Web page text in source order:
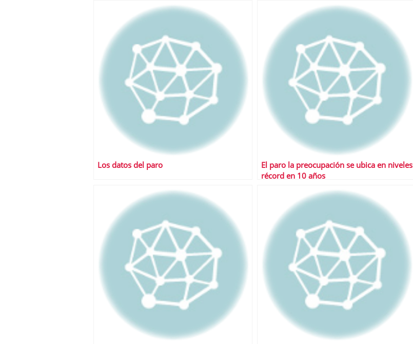
Los datos del paro
El paro la preocupación se ubica en niveles
récord en 10 años